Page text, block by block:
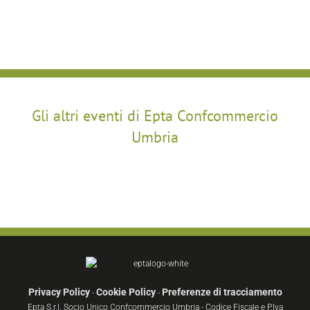
Gli altri eventi di Epta Confcommercio
Umbria
Privacy Policy- Cookie Policy- Preferenze di tracciamento
Epta S.r.l. Socio Unico Confcommercio Umbria - Codice Fiscale e P.Iva